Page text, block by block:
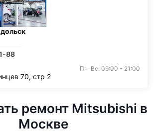
88
Пн-Вс: 09:00 - 21:00
70, стр 2
ремонт Mitsubishi в
Москве